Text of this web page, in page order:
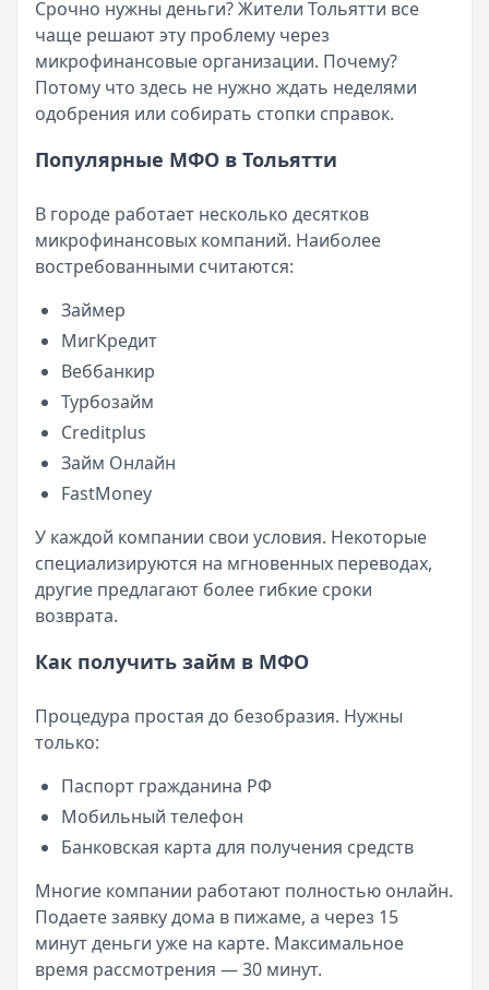
Опубликовано:5 декабря 2025 г.
Категория:МФО
Читать новость
Срочный микрозайм 15 000 ₽ на карту: свежая
Кратко:Нужны 15 000 рублей на карту прямо сегодня?
Категория:МФО
Рекордный рост доли клиентов МФО с iPhone: что
Кратко:В III квартале 2025 года владельцы iPhone
Опубликовано:5 декабря 2025 г.
Категория:
Читать новость
57 сервисов микрозаймов через Госуслуги: где
Кратко:Авторизация через Госуслуги ускоряет
Опубликовано:23 ноября 2025 г.
Категория:МФО
Читать новость
Смс о «одобренном займе» от Bigmani Ru: как
Пришло СМС об одобрении займа от Bigmani
Опубликовано:23 ноября 2025 г.
Категория:МФО
Читать новость
Все новости
Срочно нужны деньги? Жители Тольятти все
чаще решают эту проблему через
микрофинансовые организации. Почему?
Потому что здесь не нужно ждать неделями
одобрения или собирать стопки справок.
Популярные МФО в Тольятти
В городе работает несколько десятков
микрофинансовых компаний. Наиболее
востребованными считаются:
Займер
МигКредит
Веббанкир
Турбозайм
Creditplus
Займ Онлайн
FastMoney
У каждой компании свои условия. Некоторые
специализируются на мгновенных переводах,
другие предлагают более гибкие сроки
возврата.
Как получить займ в МФО
Процедура простая до безобразия. Нужны
только:
Паспорт гражданина РФ
Мобильный телефон
Банковская карта для получения средств
Многие компании работают полностью онлайн.
Подаете заявку дома в пижаме, а через 15
минут деньги уже на карте. Максимальное
время рассмотрения — 30 минут.